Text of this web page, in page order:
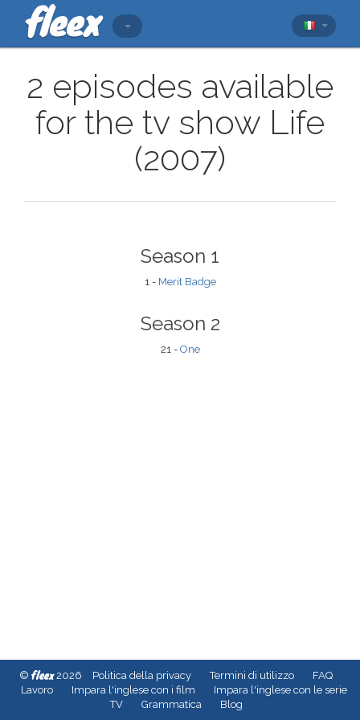
2 episodes available
for the tv show Life
(2007)
Season 1
1 - Merit Badge
Season 2
21 - One
© fleex2026 Politica della privacy Termini di utilizzo
FAQ
Lavoro
Impara l'inglese con i film
Impara l'inglese con le serie
TV
Grammatica Blog